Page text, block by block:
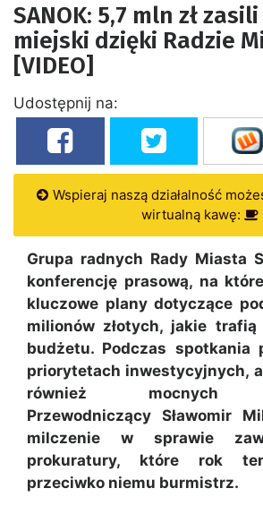
SANOK: 5,7 mln zł
miejski dzięki Radzie
[VIDEO]
Udostępnij na:
Wspieraj naszą działalność
wirtualną kawę:
Grupa radnych Rady Miasta
konferencję prasową, na
kluczowe plany dotyczące
milionów złotych, jakie
budżetu. Podczas spotkania
priorytetach inwestycyjnych,
również mocnych
Przewodniczący Sławomir
milczenie w sprawie
prokuratury, które rok
przeciwko niemu burmistrz.